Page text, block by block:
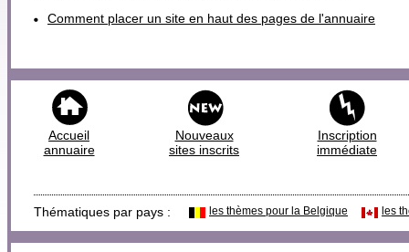
Comment placer un site en haut des pages de l'annuaire
Accueil
annuaire
Nouveaux
sites inscrits
Inscription
immédiate
Thématiques par pays : les thèmes pour la Belgique les